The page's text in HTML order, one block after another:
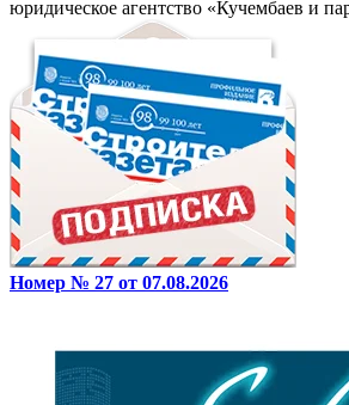
юридическое агентство «Кучембаев и
Номер № 27 от 07.08.2026